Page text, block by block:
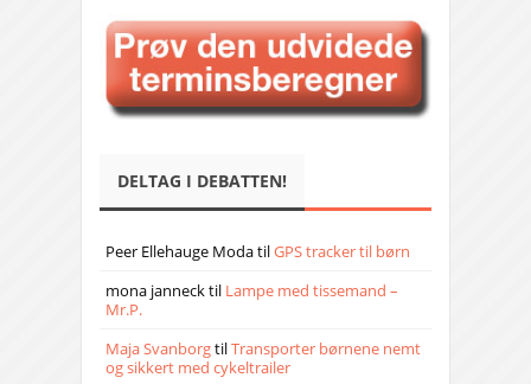
DELTAG I DEBATTEN!
Peer Ellehauge ModatilGPS tracker til børn
mona jannecktil Lampe med tissemand –
Mr.P.
Maja SvanborgtilTransporter børnene nemt
og sikkert med cykeltrailer